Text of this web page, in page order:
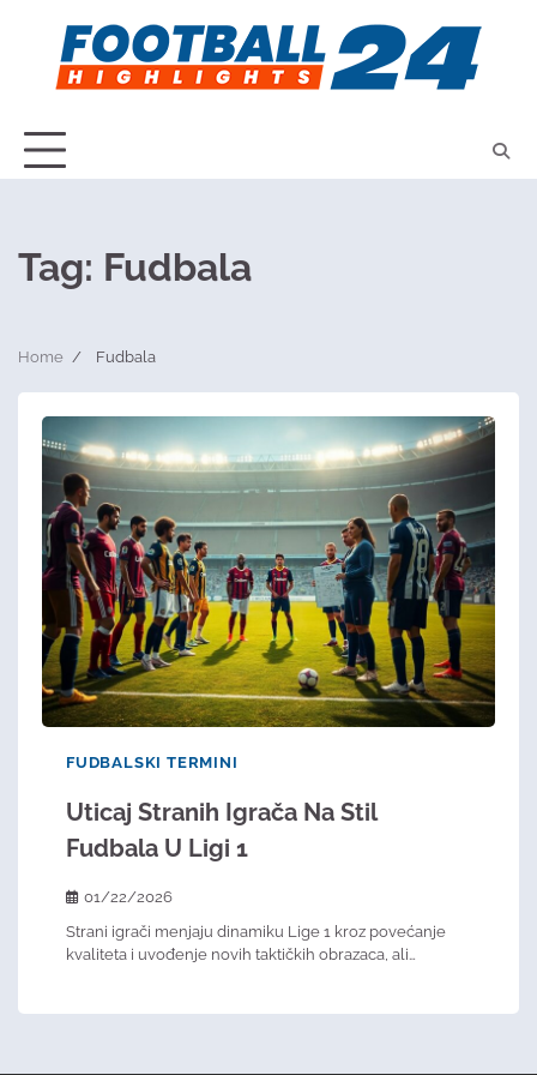
content
Tag: Fudbala
Home Fudbala
FUDBALSKI TERMINI
Uticaj Stranih Igrača Na Stil
Fudbala U Ligi 1
01/22/2026
Strani igrači menjaju dinamiku Lige 1 kroz povećanje
kvaliteta i uvođenje novih taktičkih obrazaca, ali…